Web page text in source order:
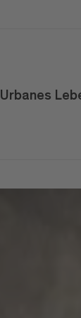
Urbanes